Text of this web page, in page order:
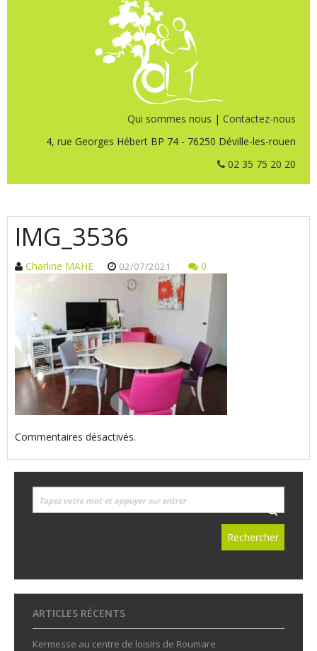
Qui sommes nous | Contactez-nous
4, rue Georges Hébert BP 74 - 76250 Déville-les-rouen
02 35 75 20 20
IMG_3536
Charline MAHE 02/07/2021 0
Commentaires désactivés.
ARTICLES RÉCENTS
Kermesse au centre de loisirs de Roumare